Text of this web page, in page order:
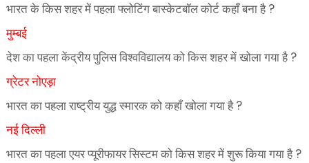
भारत के किस शहर में पहला फ्लोटिंग बास्केटबॉल कोर्ट कहाँ बना है ?
मुम्बई
देश का पहला केंद्रीय पुलिस विश्वविद्यालय को किस शहर में खोला गया है ?
ग्रेटर नोएड़ा
भारत का पहला राष्ट्रीय युद्ध स्मारक को कहाँ खोला गया है ?
नई दिल्ली
भारत का पहला एयर प्यूरीफायर सिस्टम को किस शहर में शुरू किया गया है ?